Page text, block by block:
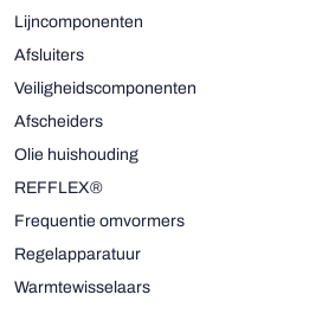
Lijncomponenten
Afsluiters
Veiligheidscomponenten
Afscheiders
Olie huishouding
REFFLEX®
Frequentie omvormers
Regelapparatuur
Warmtewisselaars